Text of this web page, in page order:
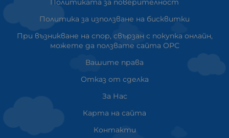
Политиката за поверителност
Политика за използване на бисквитки
При възникване на спор, свързан с покупка онлайн,
можете да ползвате сайта ОРС
Вашите права
Отказ от сделка
За Нас
Карта на сайта
Контакти